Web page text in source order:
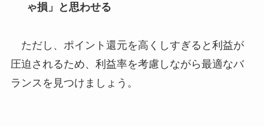
ゃ損」と思わせる
ただし、ポイント還元を高くしすぎると利益が
圧迫されるため、利益率を考慮しながら最適なバ
ランスを見つけましょう。